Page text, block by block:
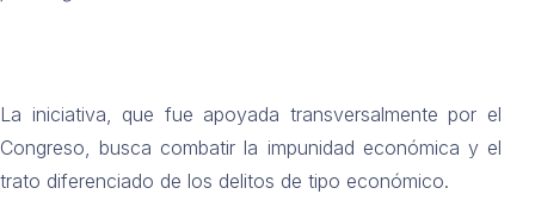
La iniciativa, que fue apoyada transversalmente por el
Congreso, busca combatir la impunidad económica y el
trato diferenciado de los delitos de tipo económico.